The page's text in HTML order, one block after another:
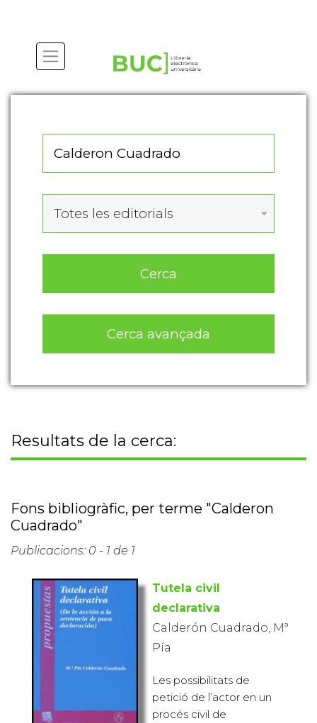
Totes les editorials
Cerca
Cerca avançada
Resultats de la cerca:
Fons bibliogràfic, per terme "Calderon
Cuadrado"
Publicacions: 0 - 1 de 1
Tutela civil
declarativa
Calderón Cuadrado, Mª
Pía
Les possibilitats de
petició de l’actor en un
procés civil de